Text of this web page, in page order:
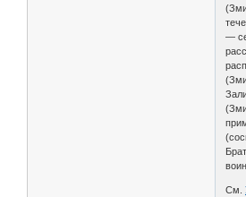
—
См.